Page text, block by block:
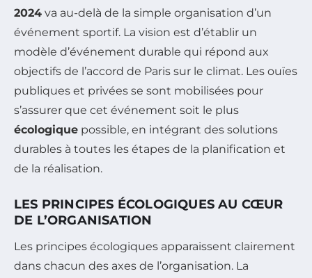
2024 va au-delà de la simple organisation d’un
événement sportif. La vision est d’établir un
modèle d’événement durable qui répond aux
objectifs de l’accord de Paris sur le climat. Les ouïes
publiques et privées se sont mobilisées pour
s’assurer que cet événement soit le plus
écologique possible, en intégrant des solutions
durables à toutes les étapes de la planification et
de la réalisation.
LES PRINCIPES ÉCOLOGIQUES AU CŒUR
DE L’ORGANISATION
Les principes écologiques apparaissent clairement
dans chacun des axes de l’organisation. La